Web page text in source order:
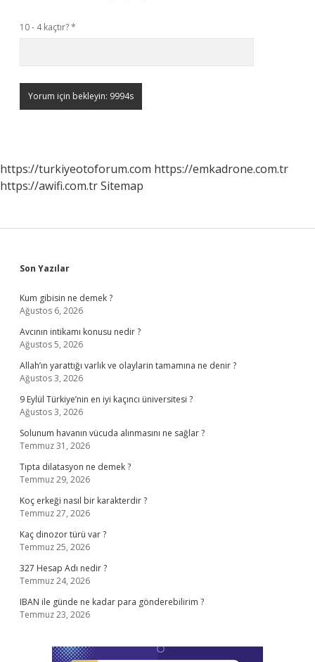
10 - 4 kaçtır?*
https://turkiyeotoforum.com https://emkadrone.com.tr
https://awifi.com.trSitemap
Sidebar
Son Yazılar
Kum gibisin ne demek ?
Ağustos 6, 2026
Avcının intikamı konusu nedir ?
Ağustos 5, 2026
Allah’ın yarattığı varlık ve olaylarin tamamına ne denir ?
Ağustos 3, 2026
9 Eylül Türkiye’nin en iyi kaçıncı üniversitesi ?
Ağustos 3, 2026
Solunum havanın vücuda alınmasını ne sağlar ?
Temmuz 31, 2026
Tıpta dilatasyon ne demek ?
Temmuz 29, 2026
Koç erkeği nasıl bir karakterdir ?
Temmuz 27, 2026
Kaç dinozor türü var ?
Temmuz 25, 2026
327 Hesap Adı nedir ?
Temmuz 24, 2026
IBAN ile günde ne kadar para gönderebilirim ?
Temmuz 23, 2026